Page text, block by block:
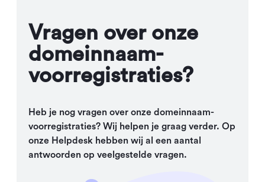
Vragen over onze
domeinnaam-
voorregistraties?
Heb je nog vragen over onze domeinnaam-
voorregistraties? Wij helpen je graag verder. Op
onze Helpdesk hebben wij al een aantal
antwoorden op veelgestelde vragen.